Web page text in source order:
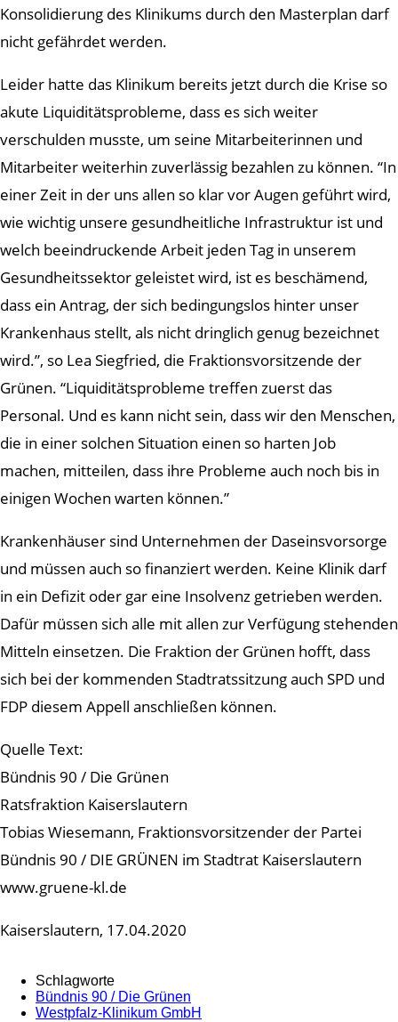
Konsolidierung des Klinikums durch den Masterplan darf
nicht gefährdet werden.
Leider hatte das Klinikum bereits jetzt durch die Krise so
akute Liquiditätsprobleme, dass es sich weiter
verschulden musste, um seine Mitarbeiterinnen und
Mitarbeiter weiterhin zuverlässig bezahlen zu können. “In
einer Zeit in der uns allen so klar vor Augen geführt wird,
wie wichtig unsere gesundheitliche Infrastruktur ist und
welch beeindruckende Arbeit jeden Tag in unserem
Gesundheitssektor geleistet wird, ist es beschämend,
dass ein Antrag, der sich bedingungslos hinter unser
Krankenhaus stellt, als nicht dringlich genug bezeichnet
wird.”, so Lea Siegfried, die Fraktionsvorsitzende der
Grünen. “Liquiditätsprobleme treffen zuerst das
Personal. Und es kann nicht sein, dass wir den Menschen,
die in einer solchen Situation einen so harten Job
machen, mitteilen, dass ihre Probleme auch noch bis in
einigen Wochen warten können.”
Krankenhäuser sind Unternehmen der Daseinsvorsorge
und müssen auch so finanziert werden. Keine Klinik darf
in ein Defizit oder gar eine Insolvenz getrieben werden.
Dafür müssen sich alle mit allen zur Verfügung stehenden
Mitteln einsetzen. Die Fraktion der Grünen hofft, dass
sich bei der kommenden Stadtratssitzung auch SPD und
FDP diesem Appell anschließen können.
Quelle Text:
Bündnis 90 / Die Grünen
Ratsfraktion Kaiserslautern
Tobias Wiesemann, Fraktionsvorsitzender der Partei
Bündnis 90 / DIE GRÜNEN im Stadtrat Kaiserslautern
www.gruene-kl.de
Kaiserslautern, 17.04.2020
Schlagworte
Bündnis 90 / Die Grünen
Westpfalz-Klinikum GmbH